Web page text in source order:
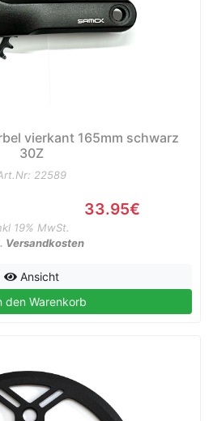
vierkant 165mm schwarz
30Z
22589
33.95€
19% MwSt.
Versandkosten
Ansicht
den Warenkorb